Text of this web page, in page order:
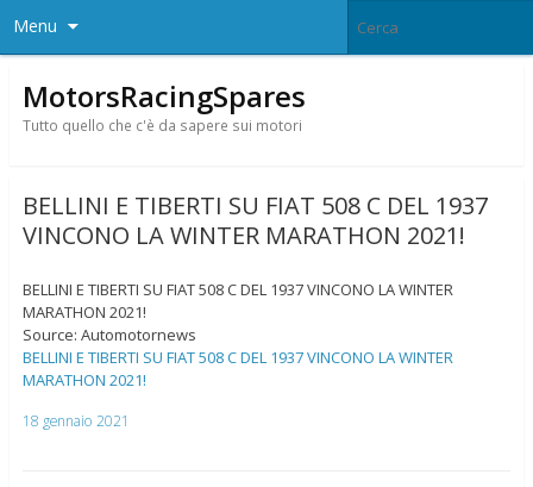
Menu
MotorsRacingSpares
Tutto quello che c'è da sapere sui motori
BELLINI E TIBERTI SU FIAT 508 C DEL 1937
VINCONO LA WINTER MARATHON 2021!
BELLINI E TIBERTI SU FIAT 508 C DEL 1937 VINCONO LA WINTER
MARATHON 2021!
Source: Automotornews
BELLINI E TIBERTI SU FIAT 508 C DEL 1937 VINCONO LA WINTER
MARATHON 2021!
18 gennaio 2021